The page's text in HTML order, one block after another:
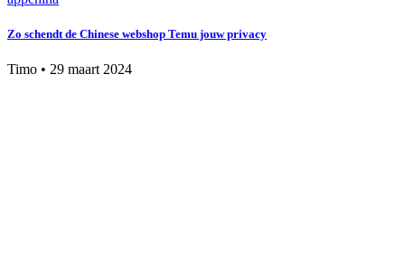
Zo schendt de Chinese webshop Temu jouw privacy
Timo • 29 maart 2024